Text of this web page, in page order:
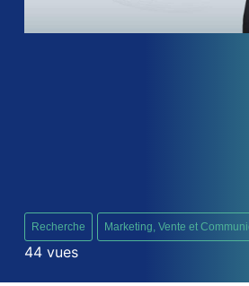
Recherche Marketing, Vente et
44 vues